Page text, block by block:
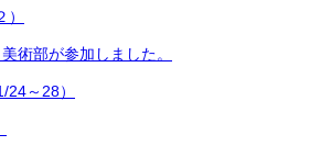
術部が参加しました。
～28）